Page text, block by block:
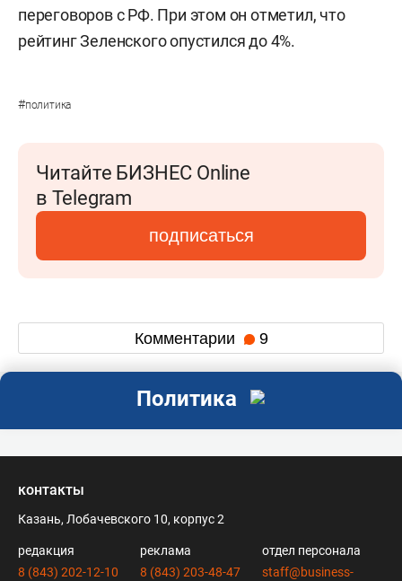
переговоров с РФ. При этом он отметил, что
рейтинг Зеленского опустился до 4%.
#политика
Читайте БИЗНЕС Online
в Telegram
подписаться
Комментарии 9
Политика
контакты
Казань, Лобачевского 10, корпус 2
редакция
8 (843) 202-12-10
реклама
8 (843) 203-48-47
отдел персонала
staff@business-